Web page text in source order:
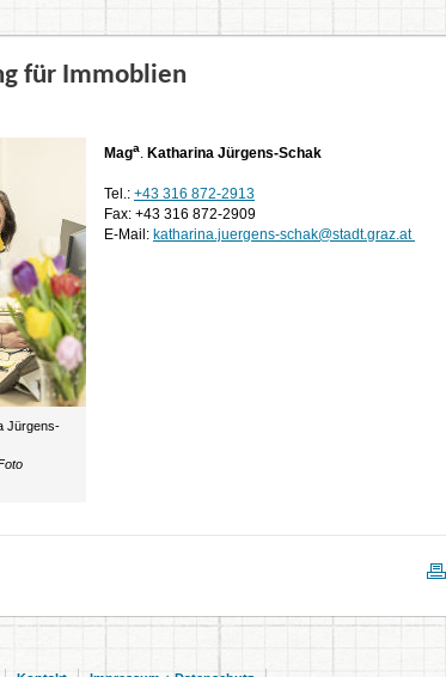
für Immoblien
Jürgens-
Maga. Katharina Jürgens-Schak
Tel.: +43 316 872-2913
Fax: +43 316 872-2909
E-Mail: katharina.juergens-schak@stadt.graz.at